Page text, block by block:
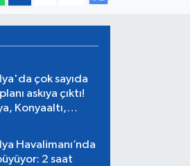
çok sayıda
askıya çıktı!
Konyaaltı,
Havalimanı’nda
2 saat